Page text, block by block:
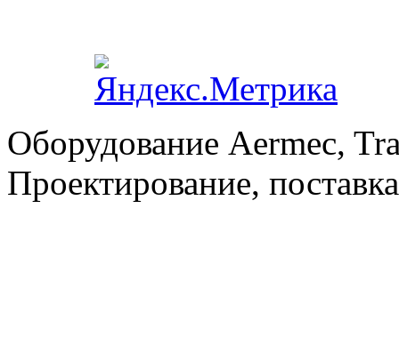
Оборудование Aermec,
Проектирование,